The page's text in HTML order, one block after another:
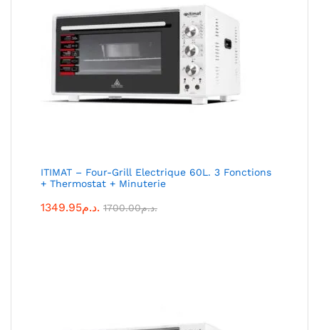
ITIMAT – Four-Grill Electrique 60L. 3 Fonctions
+ Thermostat + Minuterie
1349.95 د.م. 1700.00 د.م.